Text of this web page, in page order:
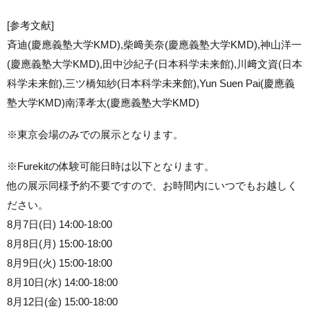
[参考文献]
斉迪(慶應義塾大学KMD),柴﨑美奈(慶應義塾大学KMD),神山洋一
(慶應義塾大学KMD),田中沙紀子(日本科学未来館),川﨑文資(日本
科学未来館),三ツ橋知紗(日本科学未来館),Yun Suen Pai(慶應義
塾大学KMD)南澤孝太(慶應義塾大学KMD)
※東京会場のみでの展示となります。
※Furekitの体験可能日時は以下となります。
他の展示同様予約不要ですので、お時間内にいつでもお越しく
ださい。
8月7日(日) 14:00-18:00
8月8日(月) 15:00-18:00
8月9日(火) 15:00-18:00
8月10日(水) 14:00-18:00
8月12日(金) 15:00-18:00